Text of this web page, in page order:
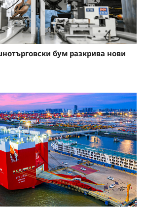
бум разкрива нови